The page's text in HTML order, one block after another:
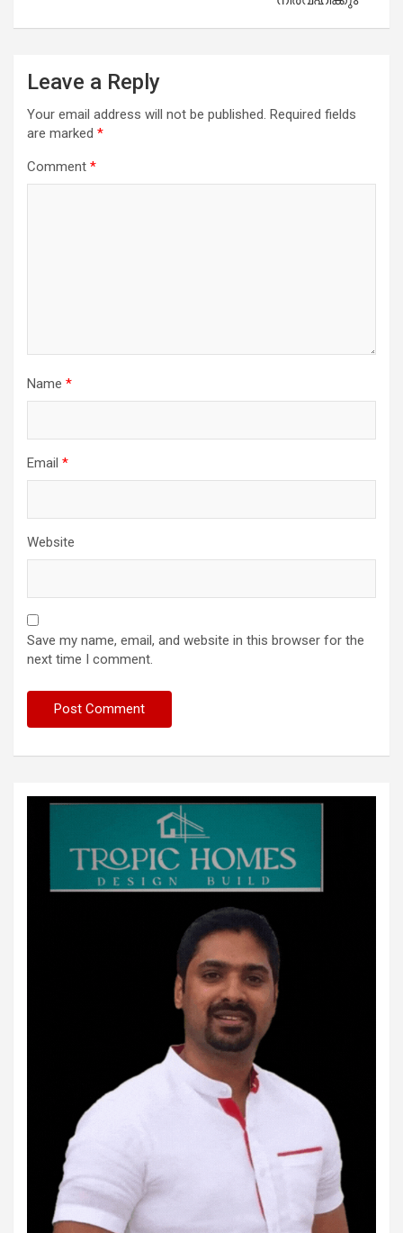
Leave a Reply
Your email address will not be published. Required fields
are marked *
Comment *
Name *
Email *
Website
Save my name, email, and website in this browser for the
next time I comment.